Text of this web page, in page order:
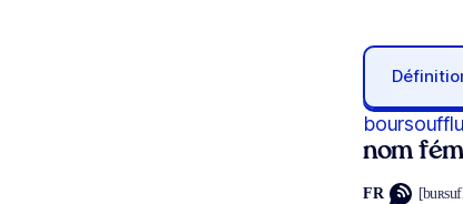
nom
FR